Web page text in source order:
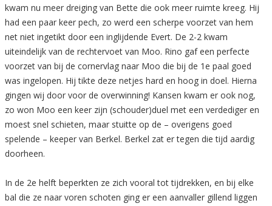
kwam nu meer dreiging van Bette die ook meer ruimte kreeg. Hij
had een paar keer pech, zo werd een scherpe voorzet van hem
net niet ingetikt door een inglijdende Evert. De 2-2 kwam
uiteindelijk van de rechtervoet van Moo. Rino gaf een perfecte
voorzet van bij de cornervlag naar Moo die bij de 1e paal goed
was ingelopen. Hij tikte deze netjes hard en hoog in doel. Hierna
gingen wij door voor de overwinning! Kansen kwam er ook nog,
zo won Moo een keer zijn (schouder)duel met een verdediger en
moest snel schieten, maar stuitte op de – overigens goed
spelende – keeper van Berkel. Berkel zat er tegen die tijd aardig
doorheen.
In de 2e helft beperkten ze zich vooral tot tijdrekken, en bij elke
bal die ze naar voren schoten ging er een aanvaller gillend liggen